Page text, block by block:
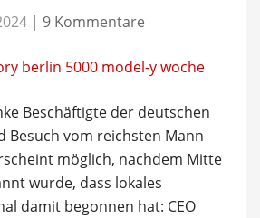
| 9 Kommentare
Beschäftigte der deutschen
Besuch vom reichsten Mann
möglich, nachdem Mitte
wurde, dass lokales
damit begonnen hat: CEO